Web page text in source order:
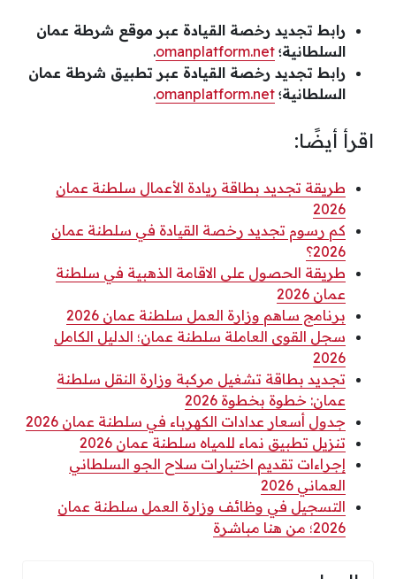
رابط تجديد رخصة القيادة عبر موقع شرطة عمان
السلطانية؛ omanplatform.net
.
رابط تجديد رخصة القيادة عبر تطبيق شرطة عمان
السلطانية؛ omanplatform.net
.
اقرأ أيضًا:
طريقة تجديد بطاقة ريادة الأعمال سلطنة عمان
2026
كم رسوم تجديد رخصة القيادة في سلطنة عمان
2026؟
طريقة الحصول على الاقامة الذهبية في سلطنة
عمان 2026
برنامج ساهم وزارة العمل سلطنة عمان 2026
سجل القوى العاملة سلطنة عمان؛ الدليل الكامل
2026
تجديد بطاقة تشغيل مركبة وزارة النقل سلطنة
عمان: خطوة بخطوة 2026
جدول أسعار عدادات الكهرباء في سلطنة عمان 2026
تنزيل تطبيق نماء للمياه سلطنة عمان 2026
إجراءات تقديم اختبارات سلاح الجو السلطاني
العماني 2026
التسجيل في وظائف وزارة العمل سلطنة عمان
2026؛ من هنا مباشرة